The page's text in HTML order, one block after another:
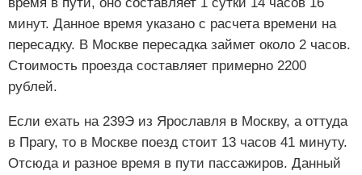
минут. Данное время указано с расчета времени на
пересадку. В Москве пересадка займет около 2 часов.
Стоимость проезда составляет примерно 2200
рублей.
Если ехать на 239Э из Ярославля в Москву, а оттуда
в Прагу, то в Москве поезд стоит 13 часов 41 минуту.
Отсюда и разное время в пути пассажиров. Данный